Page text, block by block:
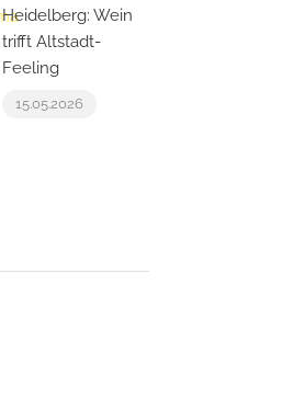
Heidelberg: Wein
trifft Altstadt-
Feeling
15.05.2026